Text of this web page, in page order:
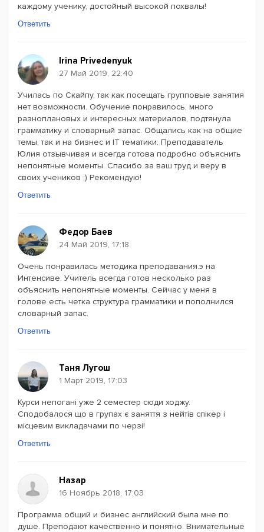
каждому ученику, достойный высокой похвалы!
Ответить
Irina Privedenyuk
27 Май 2019, 22:40
Училась по Скайпу, так как посещать групповые занятия
нет возможности. Обучение понравилось, много
разноплановых и интересных материалов, подтянула
грамматику и словарный запас. Общались как на общие
темы, так и на бизнес и IT тематики. Преподаватель
Юлия отзывчивая и всегда готова подробно объяснить
непонятные моменты. Спасибо за ваш труд и веру в
своих учеников ;) Рекомендую!
Ответить
Федор Баев
24 Май 2019, 17:18
Очень понравилась методика преподавания.э на
Интенсиве. Учитель всегда готов несколько раз
объяснить непонятные моменты. Сейчас у меня в
голове есть четка структура грамматики и пополнился
словарный запас.
Ответить
Таня Лугош
1 Март 2019, 17:03
Курси непогані уже 2 семестер сюди ходжу.
Сподобалося що в групах є заняття з нейтів спікер і
місцевим викладачами по черзі!
Ответить
Назар
16 Ноябрь 2018, 17:03
Программа общий и бизнес английский была мне по
душе. Преподают качественно и понятно. Внимательные